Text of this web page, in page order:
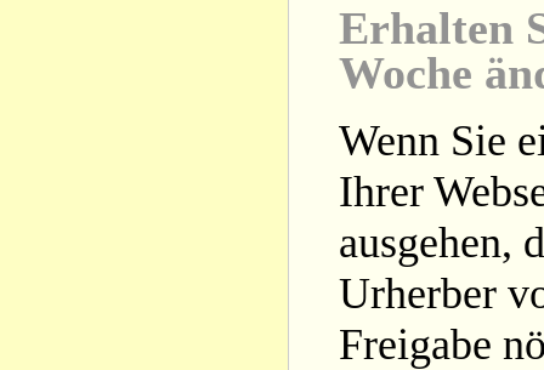
Erhalten
Woche
Wenn Sie
Ihrer
ausgehen,
Urherber
Freigabe